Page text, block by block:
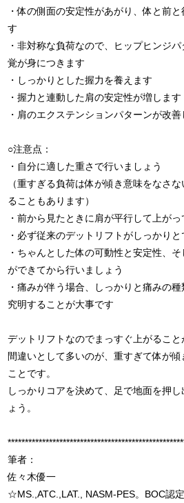
・体の側面の安定性があがり、体と前
す
・非対称な負荷なので、ヒップヒンジ
覚が身につきます
・しっかりとした握力を養えます
・握力と連動した肩の安定性が増します
・肩のエクステンションパターンが改善
○注意点：
・自分に適した重さで行いましょう
（重すぎる負荷は体が傾き意味をなさ
ることもあります）
・前から見たときに肩が平行して上が
・必ず従来のデットリフトがしっかり
・ちゃんとした体の可動性と安定性、
ができてから行いましょう
・痛みが伴う場合、しっかりと痛みの
究明することが大事です
デットリフトなのでまっすぐ上がること
間違いとして多いのが、重すぎて体が
ことです。
しっかりコアを決めて、足で地面を押
ょう。
筆者：
佐々木優一
☆MS.,ATC.,LAT., NASM-PES。BOC認